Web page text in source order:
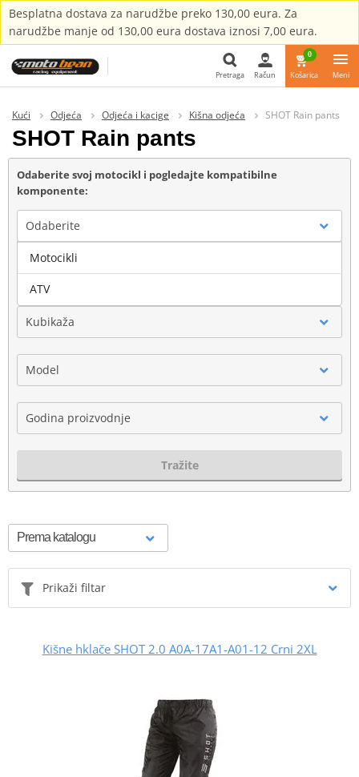
Besplatna dostava za narudžbe preko 130,00 eura. Za
narudžbe manje od 130,00 eura dostava iznosi 7,00 eura.
Pretraga
Pretraga Račun
0
Košarica Meni
Kući Odjeća Odjeća i kacige Kišna odjeća SHOT Rain pants
SHOT Rain pants
Odaberite svoj motocikl i pogledajte kompatibilne
komponente:
Odaberite
Marka
Kubikaža
Model
Godina proizvodnje
Tražite
Prikaži filtar
Kišne hklače SHOT 2.0 A0A-17A1-A01-12 Crni 2XL
Motocikli
ATV